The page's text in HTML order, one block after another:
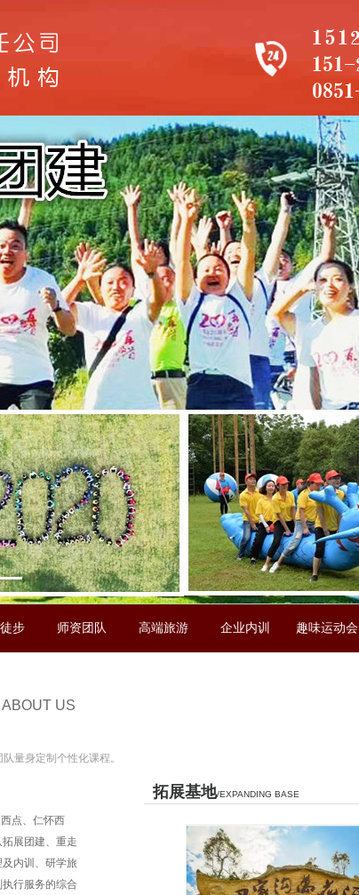
步 师资团队 高端旅游 企业内训 趣味运动会
ABOUT US
量身定制个性化课程。
拓展基地/EXPANDING BASE
点、仁怀西
展团建、重走
内训、研学旅
行服务的综合